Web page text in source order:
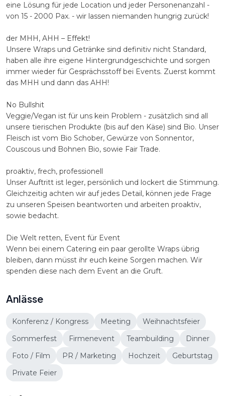
eine Lösung für jede Location und jeder Personenanzahl -
von 15 - 2000 Pax. - wir lassen niemanden hungrig zurück!
der MHH, AHH – Effekt!
Unsere Wraps und Getränke sind definitiv nicht Standard,
haben alle ihre eigene Hintergrundgeschichte und sorgen
immer wieder für Gesprächsstoff bei Events. Zuerst kommt
das MHH und dann das AHH!
No Bullshit
Veggie/Vegan ist für uns kein Problem - zusätzlich sind all
unsere tierischen Produkte (bis auf den Käse) sind Bio. Unser
Fleisch ist vom Bio Schober, Gewürze von Sonnentor,
Couscous und Bohnen Bio, sowie Fair Trade.
proaktiv, frech, professionell
Unser Auftritt ist leger, persönlich und lockert die Stimmung.
Gleichzeitig achten wir auf jedes Detail, können jede Frage
zu unseren Speisen beantworten und arbeiten proaktiv,
sowie bedacht.
Die Welt retten, Event für Event
Wenn bei einem Catering ein paar gerollte Wraps übrig
bleiben, dann müsst ihr euch keine Sorgen machen. Wir
spenden diese nach dem Event an die Gruft.
Anlässe
Konferenz / Kongress Meeting
Weihnachtsfeier
Sommerfest
Firmenevent Teambuilding
Dinner
Foto / Film
PR / Marketing Hochzeit
Geburtstag
Private Feier